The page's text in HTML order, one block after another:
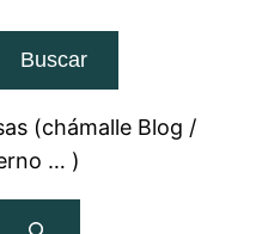
Buscar
(chámalle Blog /
… )